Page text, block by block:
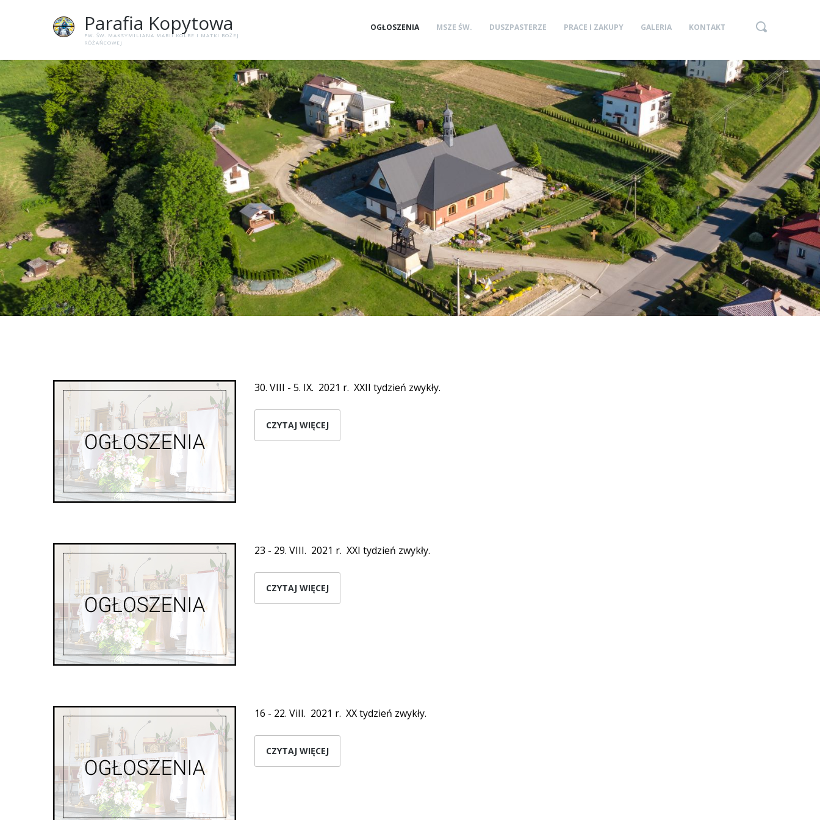
Parafia Kopytowa
PW. ŚW. MAKSYMILIANA MARII KOLBE I MATKI BOŻEJ
RÓŻAŃCOWEJ
OGŁOSZENIA MSZE ŚW. DUSZPASTERZE PRACE I ZAKUPY GALERIA KONTAKT
30. VIII - 5. IX. 2021 r. XXII tydzień zwykły.
CZYTAJ WIĘCEJ
23 - 29. VIII. 2021 r. XXI tydzień zwykły.
CZYTAJ WIĘCEJ
16 - 22. ViII. 2021 r. XX tydzień zwykły.
CZYTAJ WIĘCEJ